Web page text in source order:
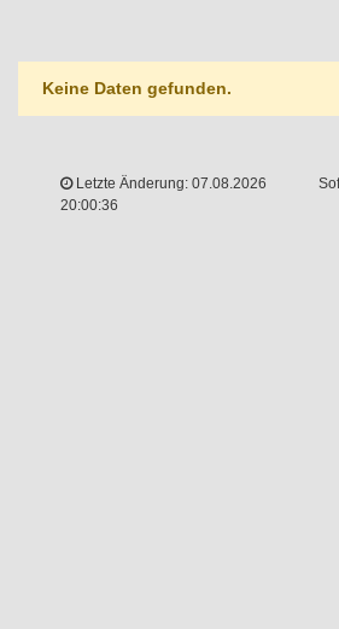
Keine Daten gefunden.
Letzte Änderung: 07.08.2026
20:00:36